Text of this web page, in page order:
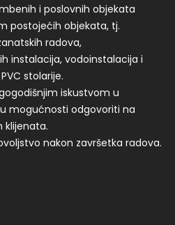
i poslovnih objekata
postojećih objekata, tj.
radova,
instalacija, vodoinstalacija i
stolarije.
iskustvom u
mogućnosti odgovoriti na
klijenata.
nakon završetka radova.